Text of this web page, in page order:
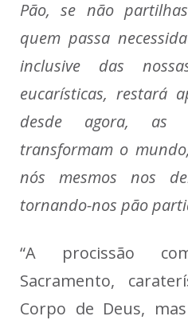
Pão, se não
quem passa
inclusive das
eucarísticas, restará
desde agora, as
transformam o
nós mesmos nos
tornando-nos pão
“A procissão
Sacramento,
Corpo de Deus,